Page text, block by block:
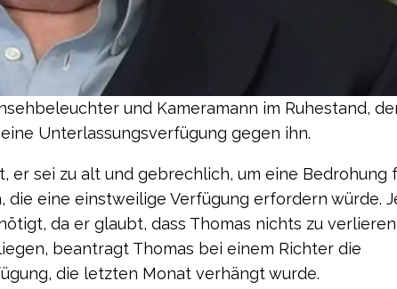
und Kameramann im Ruhestand,
Unterlassungsverfügung gegen ihn.
er sei zu alt und gebrechlich, um eine Bedrohung
die eine einstweilige Verfügung erfordern würde.
da er glaubt, dass Thomas nichts zu
beantragt Thomas bei einem Richter die
die letzten Monat verhängt wurde.